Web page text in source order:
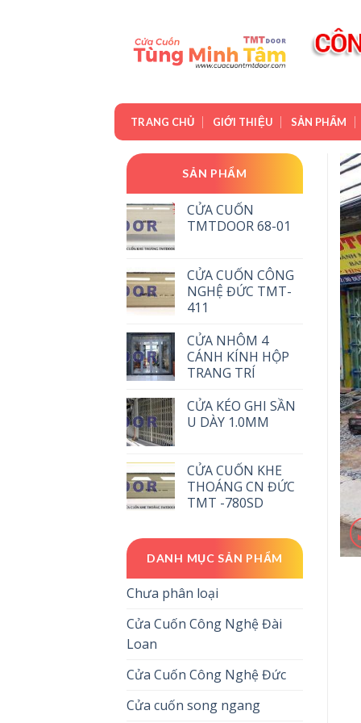
TRANG CHỦ GIỚI THIỆU SẢN PHẨM
SẢN PHẨM
CỬA CUỐN
TMTDOOR 68-01
CỬA CUỐN CÔNG
NGHỆ ĐỨC TMT-
411
CỬA NHÔM 4
CÁNH KÍNH HỘP
TRANG TRÍ
CỬA KÉO GHI SẦN
U DÀY 1.0MM
CỬA CUỐN KHE
THOÁNG CN ĐỨC
TMT -780SD
DANH MỤC SẢN PHẨM
Chưa phân loại
Cửa Cuốn Công Nghệ Đài
Loan
Cửa Cuốn Công Nghệ Đức
Cửa cuốn song ngang